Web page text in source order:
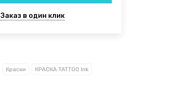
Заказ в один клик
Краски КРАСКА TATTOO Ink